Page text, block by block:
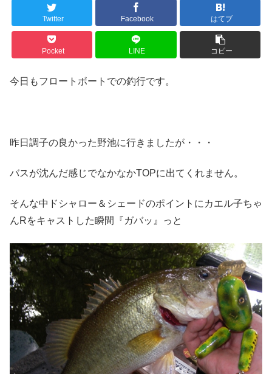
Twitter Facebook はてブ
Pocket LINE コピー
今日もフロートボートでの釣行です。
昨日調子の良かった野池に行きましたが・・・
バスが沈んだ感じでなかなかTOPに出てくれません。
そんな中ドシャロー＆シェードのポイントにカエル子ちゃ
んRをキャストした瞬間『ガバッ』っと